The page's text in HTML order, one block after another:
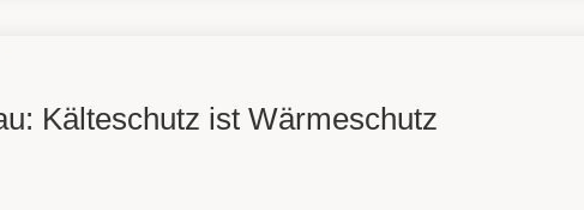
Kälteschutz ist Wärmeschutz